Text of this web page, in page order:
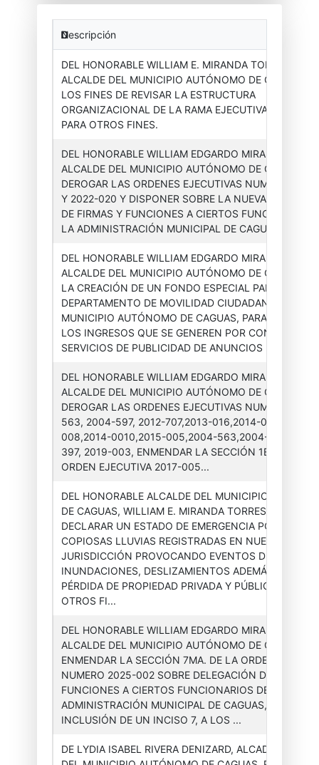
Departamento
Categoría
Número
Descripción
Asesor(a)
Ejecutiva
Órdenes
Ejecutivas
2025-
001
DEL HONORABLE WILLIAM E. MIRANDA TORRES,
ALCALDE DEL MUNICIPIO AUTÓNOMO DE CAGUAS, A
LOS FINES DE REVISAR LA ESTRUCTURA
ORGANIZACIONAL DE LA RAMA EJECUTIVA
PARA OTROS FINES.
Asesor(a)
Ejecutiva
Órdenes
Ejecutivas
2025-
002
DEL HONORABLE WILLIAM EDGARDO MIRANDA
ALCALDE DEL MUNICIPIO AUTÓNOMO DE CAGUAS,
DEROGAR LAS ORDENES EJECUTIVAS NUMERO
Y 2022-020 Y DISPONER SOBRE LA NUEVA
DE FIRMAS Y FUNCIONES A CIERTOS FUNCIONARIOS
LA ADMINISTRACIÓN MUNICIPAL DE CAGUAS.
Asesor(a)
Ejecutiva
Órdenes
Ejecutivas
2025-
003
DEL HONORABLE WILLIAM EDGARDO MIRANDA
ALCALDE DEL MUNICIPIO AUTÓNOMO DE CAGUAS,
LA CREACIÓN DE UN FONDO ESPECIAL PARA EL
DEPARTAMENTO DE MOVILIDAD CIUDADANA DEL
MUNICIPIO AUTÓNOMO DE CAGUAS, PARA
LOS INGRESOS QUE SE GENEREN POR CONCEPTO
SERVICIOS DE PUBLICIDAD DE ANUNCIOS E...
Asesor(a)
Ejecutiva
Órdenes
Ejecutivas
2025-
004
DEL HONORABLE WILLIAM EDGARDO MIRANDA
ALCALDE DEL MUNICIPIO AUTÓNOMO DE CAGUAS,
DEROGAR LAS ORDENES EJECUTIVAS NUMERO
563, 2004-597, 2012-707,2013-016,2014-004,2020-
008,2014-0010,2015-005,2004-563,2004-597, 2001-
397, 2019-003, ENMENDAR LA SECCIÓN 1ERA DE LA
ORDEN EJECUTIVA 2017-005...
Asesor(a)
Ejecutiva
Órdenes
Ejecutivas
2025-
005
DEL HONORABLE ALCALDE DEL MUNICIPIO
DE CAGUAS, WILLIAM E. MIRANDA TORRES, PARA
DECLARAR UN ESTADO DE EMERGENCIA POR LAS
COPIOSAS LLUVIAS REGISTRADAS EN NUESTRA
JURISDICCIÓN PROVOCANDO EVENTOS DE
INUNDACIONES, DESLIZAMIENTOS ADEMÁS DE LA
PÉRDIDA DE PROPIEDAD PRIVADA Y PÚBLICA Y PARA
OTROS FI...
Asesor(a)
Ejecutiva
Órdenes
Ejecutivas
2025-
006
DEL HONORABLE WILLIAM EDGARDO MIRANDA
ALCALDE DEL MUNICIPIO AUTÓNOMO DE CAGUAS,
ENMENDAR LA SECCIÓN 7MA. DE LA ORDEN
NUMERO 2025-002 SOBRE DELEGACIÓN DE FIRMAS
FUNCIONES A CIERTOS FUNCIONARIOS DE LA
ADMINISTRACIÓN MUNICIPAL DE CAGUAS, PARA LA
INCLUSIÓN DE UN INCISO 7, A LOS ...
DE LYDIA ISABEL RIVERA DENIZARD, ALCADESA